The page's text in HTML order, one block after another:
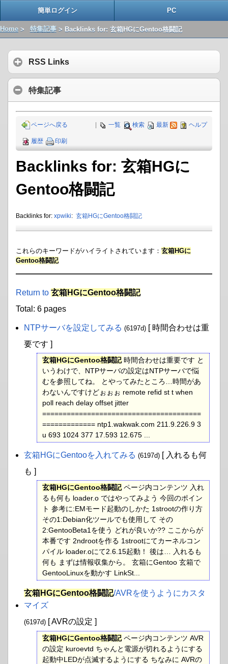
簡単ログイン PC
Home > 特集記事> Backlinks for: 玄箱HGにGentoo格闘記
RSS Links
特集記事
一覧 検索 最新 ヘルプ
ページへ戻る
履歴 印刷
Backlinks for: 玄箱HGに
Gentoo格闘記
Backlinks for: xpwiki: 玄箱HGにGentoo格闘記
これらのキーワードがハイライトされています： 玄箱HGに
Gentoo格闘記
Return to 玄箱HGにGentoo格闘記
Total: 6 pages
NTPサーバを設定してみる (6197d) [ 時間合わせは重
要です ]
玄箱HGにGentoo格闘記時間合わせは重要です と
いうわけで、NTPサーバの設定はNTPサーバで悩
むを参照してね。 とやってみたところ…時間があ
わないんですけどぉぉぉ remote refid st t when
poll reach delay offset jitter
=======================================
============= ntp1.wakwak.com 211.9.226.9 3
u 693 1024 377 17.593 12.675 ...
玄箱HGにGentooを入れてみる (6197d) [ 入れるも何
も ]
玄箱HGにGentoo格闘記ページ内コンテンツ 入れ
るも何も loader.o ではやってみよう 今回のポイン
ト 参考に:EMモード起動のしかた 1strootの作り方
その1:Debian化ツールでも使用して その
2:GentooBeta1を使う どれが良いか?? ここからが
本番です 2ndrootを作る 1strootにてカーネルコン
パイル loader.oにて2.6.15起動！ 後は… 入れるも
何も まずは情報収集から。 玄箱にGentoo 玄箱で
GentooLinuxを動かす LinkSt...
玄箱HGにGentoo格闘記​/AVRを使うようにカスタ
マイズ
(6197d) [ AVRの設定 ]
玄箱HGにGentoo格闘記ページ内コンテンツ AVR
の設定 kuroevtd ちゃんと電源が切れるようにする
起動中LEDが点滅するようにする ちなみに AVRの